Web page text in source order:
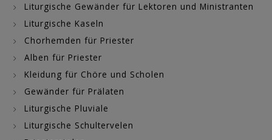
Liturgische Gewänder für Lektoren und Ministranten
Liturgische Kaseln
Chorhemden für Priester
Alben für Priester
Kleidung für Chöre und Scholen
Gewänder für Prälaten
Liturgische Pluviale
Liturgische Schultervelen